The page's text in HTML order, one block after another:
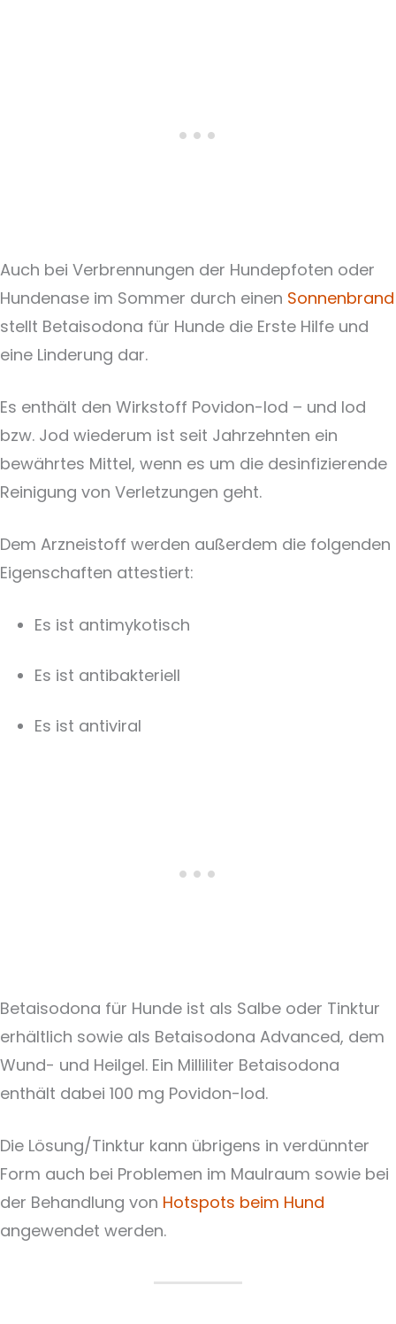
Auch bei Verbrennungen der Hundepfoten oder
Hundenase im Sommer durch einen Sonnenbrand
stellt Betaisodona für Hunde die Erste Hilfe und
eine Linderung dar.
Es enthält den Wirkstoff Povidon-Iod – und Iod
bzw. Jod wiederum ist seit Jahrzehnten ein
bewährtes Mittel, wenn es um die desinfizierende
Reinigung von Verletzungen geht.
Dem Arzneistoff werden außerdem die folgenden
Eigenschaften attestiert:
Es ist antimykotisch
Es ist antibakteriell
Es ist antiviral
Betaisodona für Hunde ist als Salbe oder Tinktur
erhältlich sowie als Betaisodona Advanced, dem
Wund- und Heilgel. Ein Milliliter Betaisodona
enthält dabei 100 mg Povidon-Iod.
Die Lösung/Tinktur kann übrigens in verdünnter
Form auch bei Problemen im Maulraum sowie bei
der Behandlung von Hotspots beim Hund
angewendet werden.